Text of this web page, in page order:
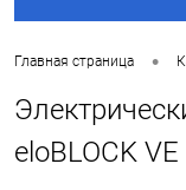
Главная страница •
eloBLOCK